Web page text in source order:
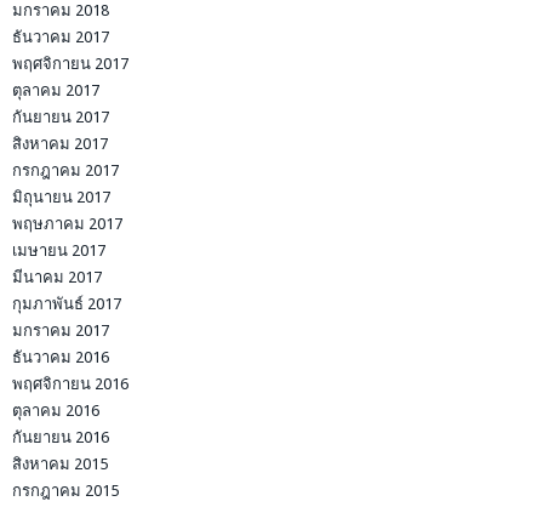
มกราคม 2018
ธันวาคม 2017
พฤศจิกายน 2017
ตุลาคม 2017
กันยายน 2017
สิงหาคม 2017
กรกฎาคม 2017
มิถุนายน 2017
พฤษภาคม 2017
เมษายน 2017
มีนาคม 2017
กุมภาพันธ์ 2017
มกราคม 2017
ธันวาคม 2016
พฤศจิกายน 2016
ตุลาคม 2016
กันยายน 2016
สิงหาคม 2015
กรกฎาคม 2015